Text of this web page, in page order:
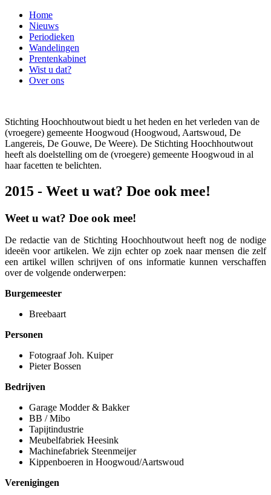
Home
Nieuws
Periodieken
Wandelingen
Prentenkabinet
Wist u dat?
Over ons
Stichting Hoochhoutwout biedt u het heden en het verleden van de
(vroegere) gemeente Hoogwoud (Hoogwoud, Aartswoud, De
Langereis, De Gouwe, De Weere). De Stichting Hoochhoutwout
heeft als doelstelling om de (vroegere) gemeente Hoogwoud in al
haar facetten te belichten.
2015 - Weet u wat? Doe ook mee!
Weet u wat? Doe ook mee!
De redactie van de Stichting Hoochhoutwout heeft nog de nodige
ideeën voor artikelen. We zijn echter op zoek naar mensen die zelf
een artikel willen schrijven of ons informatie kunnen verschaffen
over de volgende onderwerpen:
Burgemeester
Breebaart
Personen
Fotograaf Joh. Kuiper
Pieter Bossen
Bedrijven
Garage Modder & Bakker
BB / Mibo
Tapijtindustrie
Meubelfabriek Heesink
Machinefabriek Steenmeijer
Kippenboeren in Hoogwoud/Aartswoud
Verenigingen